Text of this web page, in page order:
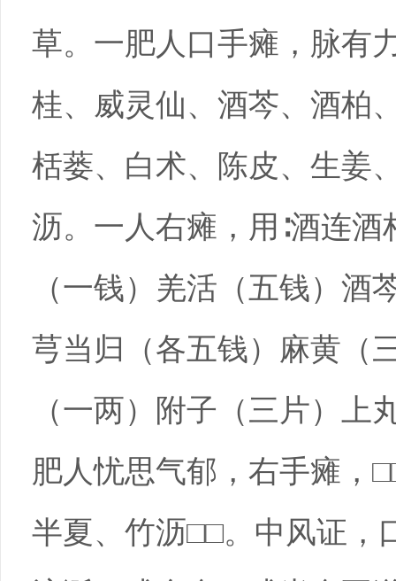
草。一肥人口手瘫，脉有
桂、威灵仙、酒芩、酒柏
栝蒌、白术、陈皮、生姜
沥。一人右瘫，用∶酒连
（一钱）羌活（五钱）酒
芎当归（各五钱）麻黄（
（一两）附子（三片）上
肥人忧思气郁，右手瘫，
半夏、竹沥□□。中风证，